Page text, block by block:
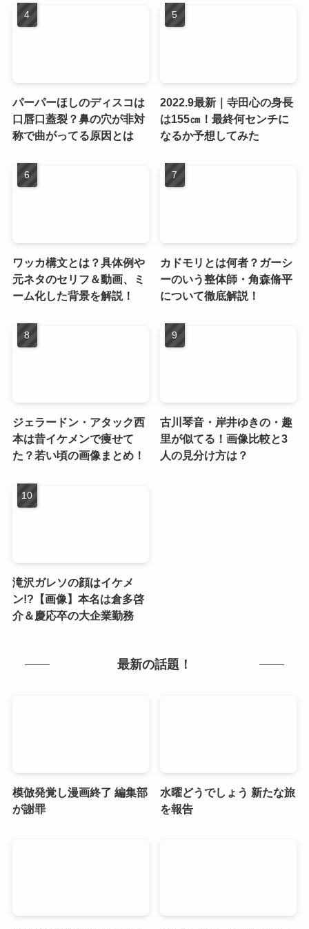
パーパーほしのディスコは
口唇口蓋裂？鼻の穴が非対
称で曲がってる原因とは
2022.9最新｜寺田心の身長
は155㎝！最終何センチに
なるか予想してみた
ワッカ構文とは？具体例や
元ネタのセリフ＆動画、ミ
ーム化した背景を解説！
カドモリとは何者？ガーシ
ーのいう整体師・角森脩平
について徹底解説！
ジェラードン・アタック西
本は昔イケメンで痩せて
た？若い頃の画像まとめ！
古川琴音・岸井ゆきの・趣
里が似てる！画像比較と3
人の見分け方は？
滝沢ガレソの顔はイケメ
ン!?【画像】本名は倉多啓
介＆慶応卒の大企業勤務
最新の話題！
模倣発覚し漫画終了 編集部
が謝罪
水曜どうでしょう 新たな旅
を報告